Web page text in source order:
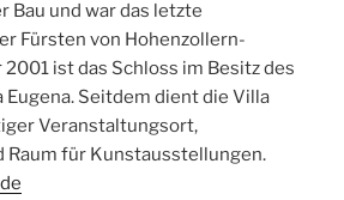
Bau und war das letzte
Fürsten von Hohenzollern-
2001 ist das Schloss im Besitz des
Seitdem dient die Villa
Veranstaltungsort,
Raum für Kunstausstellungen.